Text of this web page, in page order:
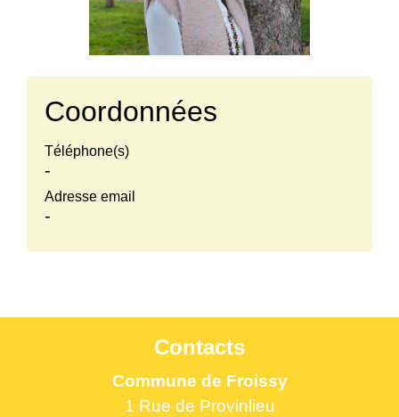
Coordonnées
Téléphone(s)
-
Adresse email
-
Contacts
Commune de Froissy
1 Rue de Provinlieu